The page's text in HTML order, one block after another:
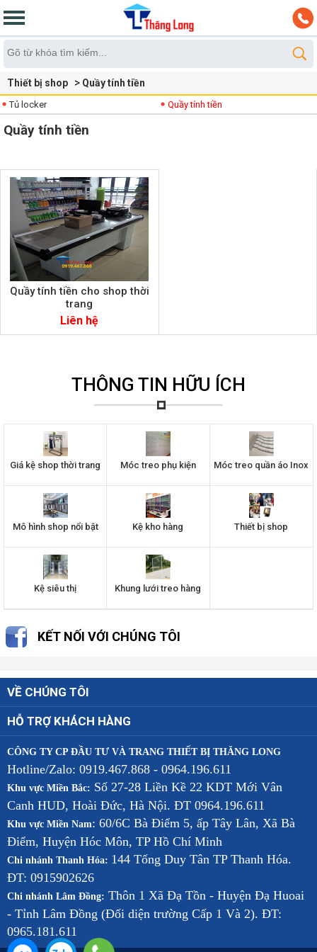
Thiết bị shop Quầy tính tiền
Tủ locker Quầy tính tiền
Quầy tính tiền
Quầy tính tiền cho shop thời
trang
Liên hệ
THÔNG TIN HỮU ÍCH
Giá kệ shop thời trang Móc treo phụ kiện Móc treo quần áo Inox
Mô hình shop nổi bật Kệ kho hàng Thiết bị shop
Kệ siêu thị Khung lưới treo hàng
KẾT NỐI VỚI CHÚNG TÔI
VỀ CHÚNG TÔI
HỖ TRỢ KHÁCH HÀNG
CÔNG TY CP ĐẦU TƯ VÀ TRANG THIẾT BỊ THĂNG LONG
Hotline/Zalo: 0919.467.868 - 0964.196.611
Khu vực Miền Bắc: Số 27-28 Liền Kề 22 KDT Mới Vân
Canh HUD, Hoài Đức, Hà Nội. ĐT 0964.196.611
Khu vực Miền Nam: 60/6C Bà Điểm 5, ấp Tây Lân, Xã Bà
Điểm, Huyện Hóc Môn, TP Hồ Chí Minh
Chi nhánh Thanh Hóa: 144 Tống Duy Tân TP Thanh Hóa.
ĐT: 0915902626
Chi nhánh Lâm Đồng: Thôn 1 Xã Đạ Tồn - Huyện Đạ Huoai
- Tỉnh Lâm Đồng (Đối diện trường Cấp 1 Và 2). ĐT:
0965.181.611